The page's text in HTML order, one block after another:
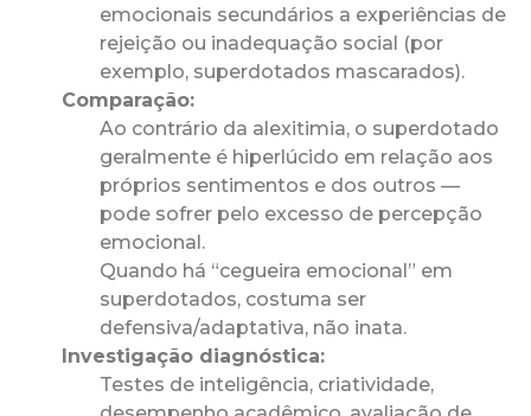
emocionais secundários a experiências de
rejeição ou inadequação social (por
exemplo, superdotados mascarados).
Comparação:
Ao contrário da alexitimia, o superdotado
geralmente é hiperlúcido em relação aos
próprios sentimentos e dos outros —
pode sofrer pelo excesso de percepção
emocional.
Quando há “cegueira emocional” em
superdotados, costuma ser
defensiva/adaptativa, não inata.
Investigação diagnóstica:
Testes de inteligência, criatividade,